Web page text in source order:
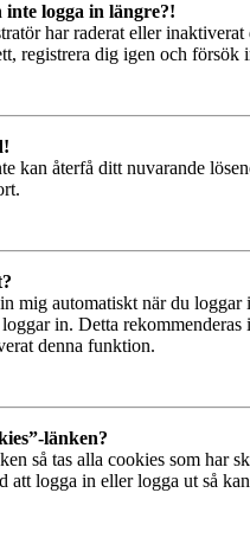
logga in längre?!
har raderat eller
registrera dig igen och
kan återfå ditt nuvarande
mig automatiskt när du
in. Detta
denna funktion.
länken?
så tas alla cookies som har
att logga in eller logga ut så